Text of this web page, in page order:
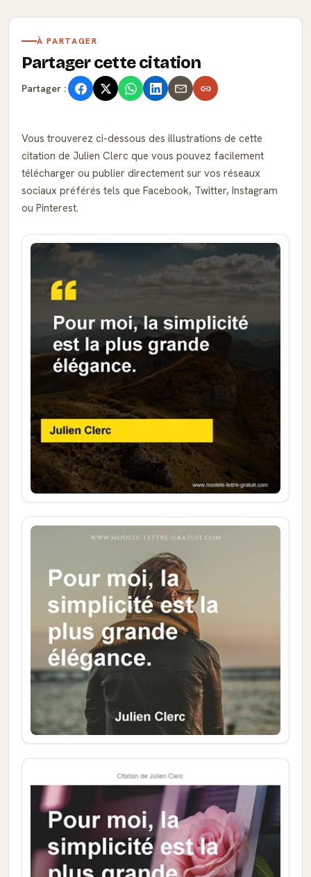
À PARTAGER
Partager cette citation
Partager :
Vous trouverez ci-dessous des illustrations de cette
citation de Julien Clerc que vous pouvez facilement
télécharger ou publier directement sur vos réseaux
sociaux préférés tels que Facebook, Twitter, Instagram
ou Pinterest.